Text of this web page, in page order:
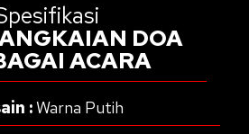
DOA
ACARA
:Warna Putih